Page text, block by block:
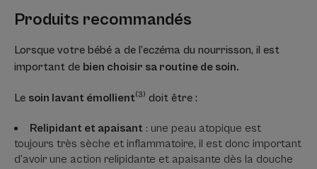
Produits recommandés
Lorsque votre bébé a de l’eczéma du nourrisson, il est
important de bien choisir sa routine de soin.
Le soin lavant émollient(3) doit être :
Relipidant et apaisant : une peau atopique est
toujours très sèche et inflammatoire, il est donc important
d’avoir une action relipidante et apaisante dès la douche